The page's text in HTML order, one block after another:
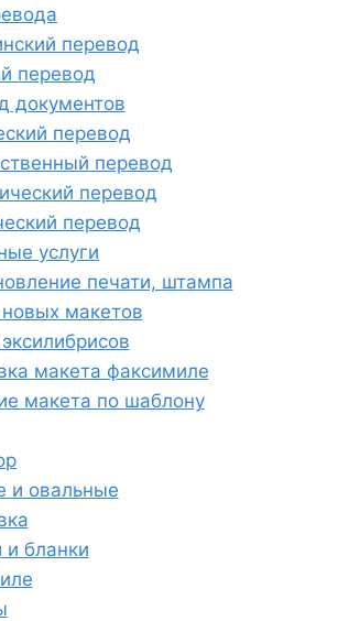
перевод
перевод
документов
перевод
перевод
перевод
перевод
услуги
печати, штампа
макетов
макета факсимиле
макета по шаблону
и овальные
и бланки